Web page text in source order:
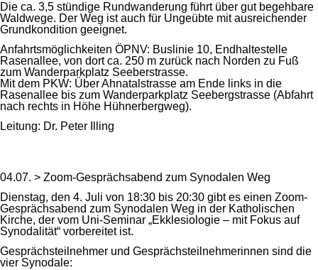
Die ca. 3,5 stündige Rundwanderung führt über gut begehbare
Waldwege. Der Weg ist auch für Ungeübte mit ausreichender
Grundkondition geeignet.
Anfahrtsmöglichkeiten ÖPNV: Buslinie 10, Endhaltestelle
Rasenallee, von dort ca. 250 m zurück nach Norden zu Fuß
zum Wanderparkplatz Seeberstrasse.
Mit dem PKW: Über Ahnatalstrasse am Ende links in die
Rasenallee bis zum Wanderparkplatz Seebergstrasse (Abfahrt
nach rechts in Höhe Hühnerbergweg).
Leitung: Dr. Peter Illing
04.07. > Zoom-Gesprächsabend zum Synodalen Weg
Dienstag, den 4. Juli von 18:30 bis 20:30 gibt es einen Zoom-
Gesprächsabend zum Synodalen Weg in der Katholischen
Kirche, der vom Uni-Seminar „Ekklesiologie – mit Fokus auf
Synodalität“ vorbereitet ist.
Gesprächsteilnehmer und Gesprächsteilnehmerinnen sind die
vier Synodale: